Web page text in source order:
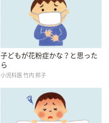
子どもが花粉症かな？と思った
ら
小児科医 竹内 邦子